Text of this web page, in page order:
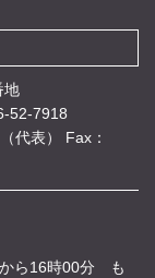
地
52-7918
代表）
Fax：
ら16時00分 も